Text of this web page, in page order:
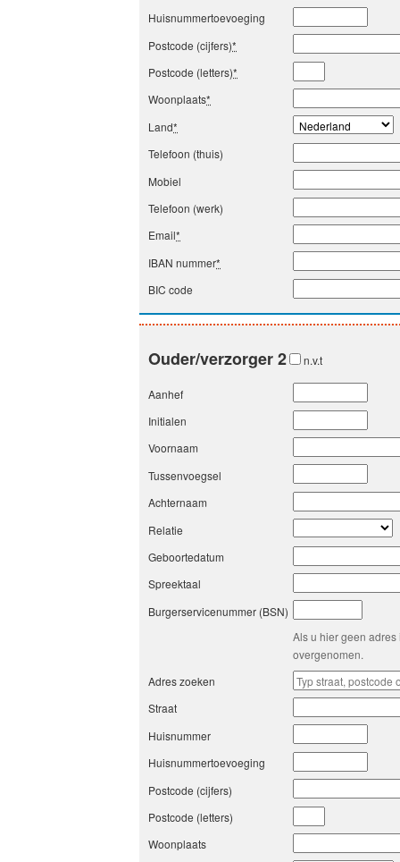
Huisnummertoevoeging
Postcode (cijfers)*
Postcode (letters)*
Woonplaats*
Land*
Telefoon (thuis)
Mobiel
Telefoon (werk)
Email*
IBAN nummer*
BIC code
Ouder/verzorger 2 n.v.t
Aanhef
Initialen
Voornaam
Tussenvoegsel
Achternaam
Relatie
Geboortedatum
Spreektaal
Burgerservicenummer (BSN)
Als u hier geen
overgenomen.
Adres zoeken
Straat
Huisnummer
Huisnummertoevoeging
Postcode (cijfers)
Postcode (letters)
Woonplaats